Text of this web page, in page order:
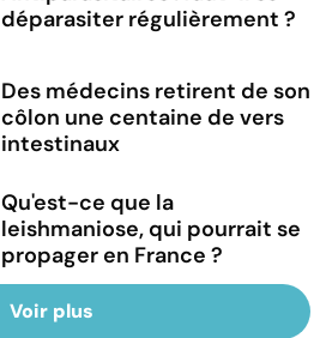
déparasiter régulièrement ?
Des médecins retirent de son
côlon une centaine de vers
intestinaux
Qu'est-ce que la
leishmaniose, qui pourrait se
propager en France ?
Voir plus